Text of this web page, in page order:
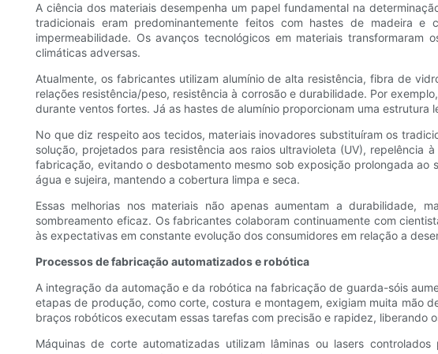
A ciência dos materiais desempenha um papel fundamental na
tradicionais eram predominantemente feitos com hastes de madeira
impermeabilidade. Os avanços tecnológicos em materiais
climáticas adversas.
Atualmente, os fabricantes utilizam alumínio de alta resistência, fibra de
relações resistência/peso, resistência à corrosão e durabilidade. Por
durante ventos fortes. Já as hastes de alumínio proporcionam uma
No que diz respeito aos tecidos, materiais inovadores substituíram os
solução, projetados para resistência aos raios ultravioleta (UV),
fabricação, evitando o desbotamento mesmo sob exposição prolongada
água e sujeira, mantendo a cobertura limpa e seca.
Essas melhorias nos materiais não apenas aumentam a durabilidade,
sombreamento eficaz. Os fabricantes colaboram continuamente com
às expectativas em constante evolução dos consumidores em relação a
Processos de fabricação automatizados e robótica
A integração da automação e da robótica na fabricação de guarda-sóis
etapas de produção, como corte, costura e montagem, exigiam muita mão
braços robóticos executam essas tarefas com precisão e rapidez,
Máquinas de corte automatizadas utilizam lâminas ou lasers